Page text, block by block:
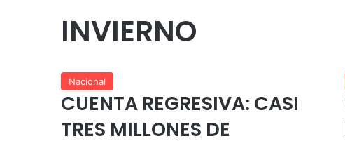
INVIERNO
Nacional
CUENTA REGRESIVA: CASI
TRES MILLONES DE